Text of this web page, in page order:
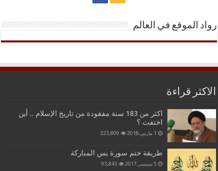
رواد الموقع في العالم
الاكثر قراءة
اكثر من 183 سنة مفقودة من تاريخ الإسلام .. أين
اختفت ؟
1 مارس,2018 223,809
طريقة ختم سورة يس المباركة
5 سبتمبر,2017 93,843